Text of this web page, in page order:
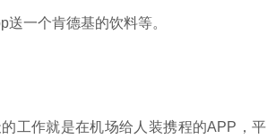
一个肯德基的饮料等。
工作就是在机场给人装携程的APP，平